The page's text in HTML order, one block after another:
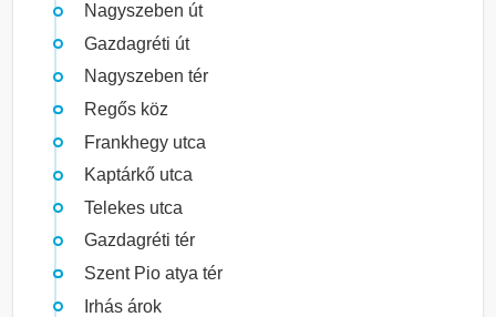
Nagyszeben út
Gazdagréti út
Nagyszeben tér
Regős köz
Frankhegy utca
Kaptárkő utca
Telekes utca
Gazdagréti tér
Szent Pio atya tér
Irhás árok